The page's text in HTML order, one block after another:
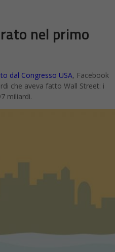
nel primo
dal Congresso USA, Facebook
che aveva fatto Wall Street: i
miliardi.